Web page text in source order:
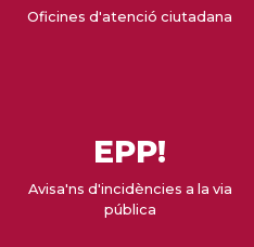
Oficines d'atenció ciutadana
EPP!
Avisa'ns d'incidències a la via
pública